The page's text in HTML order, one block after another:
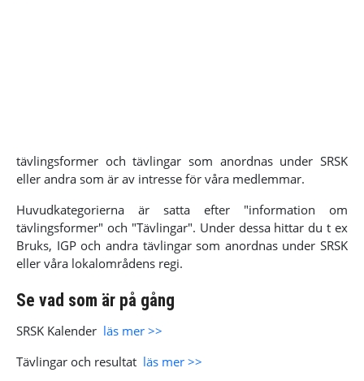
tävlingsformer och tävlingar som anordnas under SRSK
eller andra som är av intresse för våra medlemmar.
Huvudkategorierna är satta efter "information om
tävlingsformer" och "Tävlingar". Under dessa hittar du t ex
Bruks, IGP och andra tävlingar som anordnas under SRSK
eller våra lokalområdens regi.
Se vad som är på gång
SRSK Kalender läs mer >>
Tävlingar och resultat läs mer >>